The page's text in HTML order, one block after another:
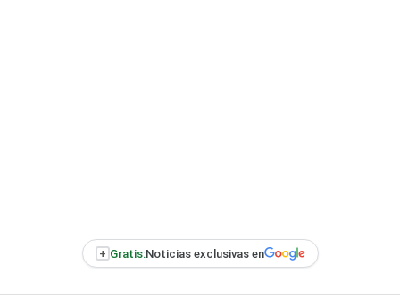
+ Gratis:Noticias exclusivas en